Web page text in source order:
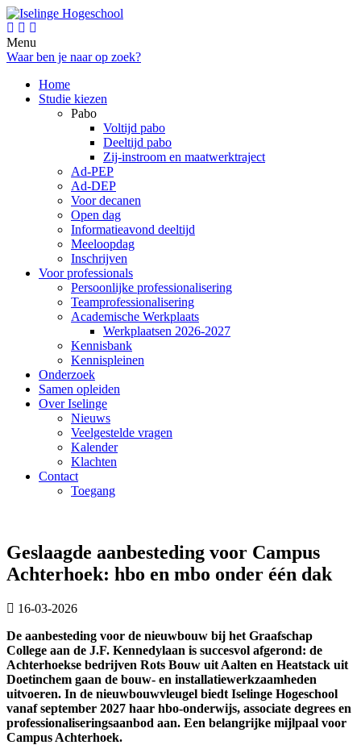
Menu
Waar ben je naar op zoek?
Home
Studie kiezen
Pabo
Voltijd pabo
Deeltijd pabo
Zij-instroom en maatwerktraject
Ad-PEP
Ad-DEP
Voor decanen
Open dag
Informatieavond deeltijd
Meeloopdag
Inschrijven
Voor professionals
Persoonlijke professionalisering
Teamprofessionalisering
Academische Werkplaats
Werkplaatsen 2026-2027
Kennisbank
Kennispleinen
Onderzoek
Samen opleiden
Over Iselinge
Nieuws
Veelgestelde vragen
Kalender
Klachten
Contact
Toegang
Geslaagde aanbesteding voor Campus
Achterhoek: hbo en mbo onder één dak
16-03-2026
De aanbesteding voor de nieuwbouw bij het Graafschap
College aan de J.F. Kennedylaan is succesvol afgerond: de
Achterhoekse bedrijven Rots Bouw uit Aalten en Heatstack uit
Doetinchem gaan de bouw- en installatiewerkzaamheden
uitvoeren. In de nieuwbouwvleugel biedt Iselinge Hogeschool
vanaf september 2027 haar hbo-onderwijs, associate degrees en
professionaliseringsaanbod aan. Een belangrijke mijlpaal voor
Campus Achterhoek.